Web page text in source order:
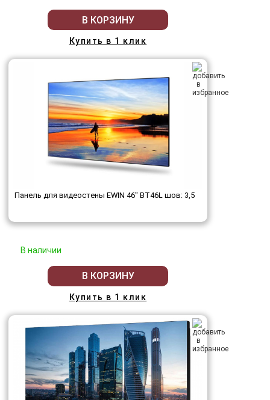
В КОРЗИНУ
Купить в 1 клик
Панель для видеостены EWIN 46" BT46L шов: 3,5
В наличии
В КОРЗИНУ
Купить в 1 клик